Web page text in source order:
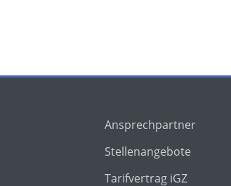
Ansprechpartner
Stellenangebote
Tarifvertrag iGZ